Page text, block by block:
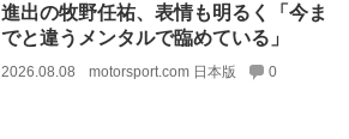
進出の牧野任祐、表情も明るく「今ま
でと違うメンタルで臨めている」
2026.08.08 motorsport.com 日本版 0